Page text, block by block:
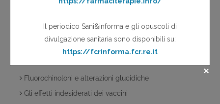
Farmaci da sottoporre a monitoraggio intensivo
Farmacovigilanza
Fitosorveglianza
Fluorochinoloni e alterazioni glucidiche
Gli effetti indesiderati dei vaccini